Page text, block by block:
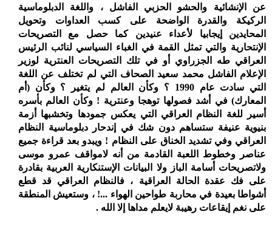
عن الإنشائية والحشو الحزبي الفاشل ، واللغة الدبلوماسية
الركيكة والقدرة الواضحة على كسب العداوات وتحويل
المحايدين إيجابيا لأعداء عنيدين كما حصل مع التصريحات
الإنتحارية والتي تمثل القمة في الغباء السياسي لنائب الرئيس
العراقي طه الجزراوي أو في تلك التصريحات العنترية لوزير
الإعلام الفاشل محمد سعيد الصحاف التي لم تختلف عن اللغة
التي سادت عام 1990 ؟ وكأن العالم لم يتغير ؟ وكأن (أم
المعارك) في أشد فصولها توهجا وعنترية ! وكأن العالم بأسره
أسير للغة النظام العراقي التي يعكس جمودها وتخشبها أزمة
بنيوية عنيفة ستساهم دون شك في إندحار دبلوماسية النظام
العراقي وفي تشديد الخناق على النظام ! ويبدو بعد قراءة جميع
عناصر وخطوط اللعبة القادمة من أنه لامواقف عمرو موسى
ولاتصريحات أسامة الباز ولا البيانات الإستنكارية العربية بقادرة
على فك عقدة الحالة العراقية ، فالنظام العراقي قد قطع
أشواطا بعيدة في محاربة طواحين الهواء ...! ، وستعيش المنطقة
على نغم إيقاعات رهيبة لايعلم مداها إلا الله .